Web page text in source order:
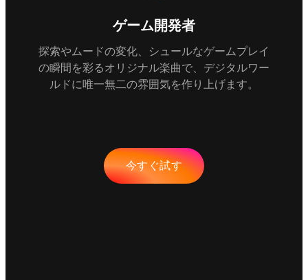
ゲーム開発者
探索やムードの変化、シュールなゲームプレイ
の瞬間を彩るオリジナル楽曲で、デジタルワー
ルドに唯一無二の雰囲気を作り上げます。
今すぐ試す